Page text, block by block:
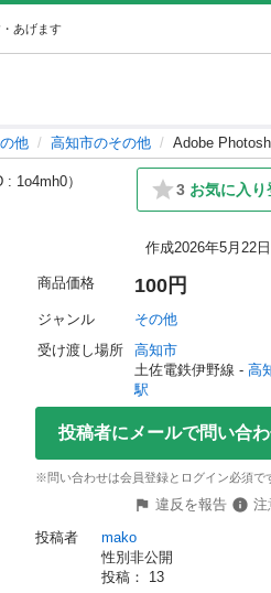
あげます
他 高知市のその他 Adobe
: 1o4mh0） 3 お気に入り
作成2026年5月22
商品価格 100円
ジャンル
その他
受け渡し場所
高知市
土佐電鉄伊野線 - 高
駅
投稿者にメールで問い合
※問い合わせは会員登録とログイン必須で
違反を報告
注
投稿者
mako
性別非公開
投稿： 13